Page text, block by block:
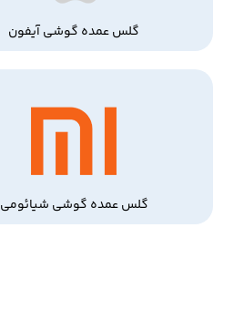
گلس عمده گوشی آیفون
گلس عمده گوشی شیائومی